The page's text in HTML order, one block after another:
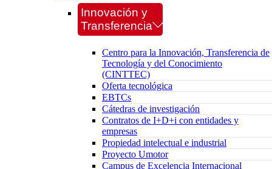
Innovación y
Transferencia
Centro para la Innovación, Transferencia de
Tecnología y del Conocimiento
(CINTTEC)
Oferta tecnológica
EBTCs
Cátedras de investigación
Contratos de I+D+i con entidades y
empresas
Propiedad intelectual e industrial
Proyecto Umotor
Campus de Excelencia Internacional